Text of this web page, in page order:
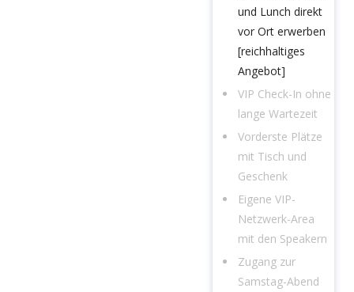
und Lunch direkt
vor Ort erwerben
[reichhaltiges
Angebot]
VIP Check-In ohne
lange Wartezeit
Vorderste Plätze
mit Tisch und
Geschenk
Eigene VIP-
Netzwerk-Area
mit den Speakern
Zugang zur
Samstag-Abend